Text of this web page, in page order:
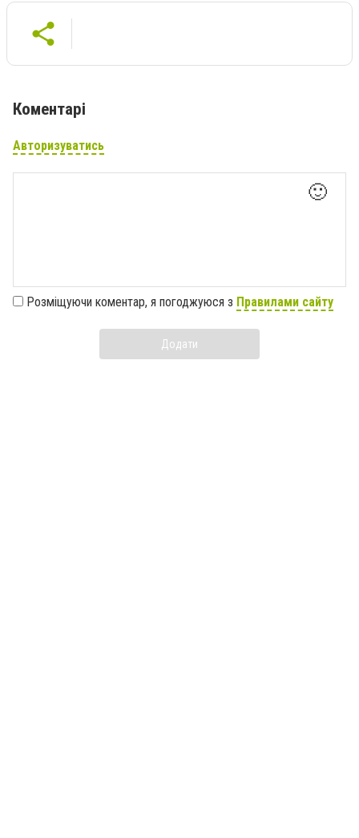
Коментарі
Авторизуватись
🙂
Розміщуючи коментар, я погоджуюся з Правилами сайту
Додати